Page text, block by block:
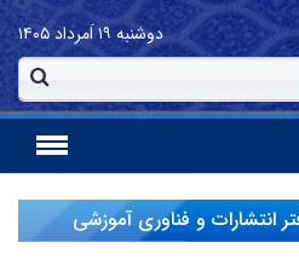
دوشنبه ۱۹ اَمرداد ۱۴۰۵
انتشارات و فناوری آموزشی